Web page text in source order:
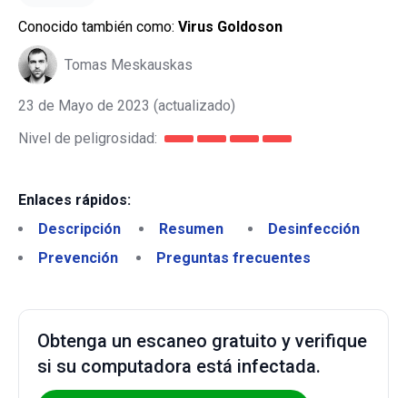
Conocido también como: Virus Goldoson
Tomas Meskauskas
23 de Mayo de 2023 (actualizado)
Nivel de peligrosidad:
Enlaces rápidos:
Descripción
Resumen
Desinfección
Prevención
Preguntas frecuentes
Obtenga un escaneo gratuito y verifique
si su computadora está infectada.